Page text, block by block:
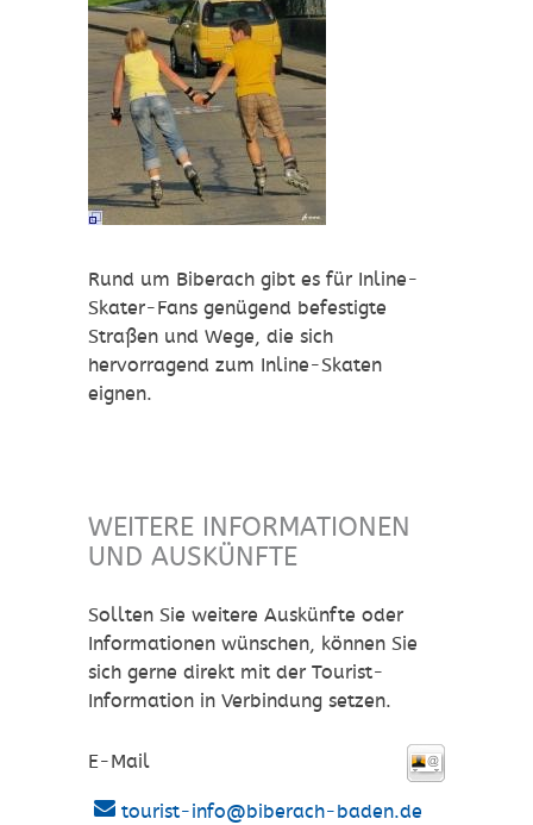
Rund um Biberach gibt es für Inline-
Skater-Fans genügend befestigte
Straßen und Wege, die sich
hervorragend zum Inline-Skaten
eignen.
WEITERE INFORMATIONEN
UND AUSKÜNFTE
Sollten Sie weitere Auskünfte oder
Informationen wünschen, können Sie
sich gerne direkt mit der Tourist-
Information in Verbindung setzen.
E-Mail
tourist-info@biberach-baden.de